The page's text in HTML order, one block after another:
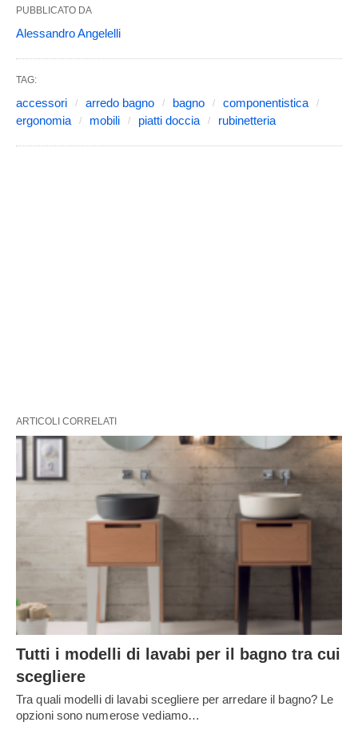
PUBBLICATO DA
Alessandro Angelelli
TAG:
accessori arredo bagno bagno
componentistica
ergonomia
mobili piatti doccia rubinetteria
ARTICOLI CORRELATI
Tutti i modelli di lavabi per il bagno tra cui
scegliere
Tra quali modelli di lavabi scegliere per arredare il bagno? Le
opzioni sono numerose vediamo…